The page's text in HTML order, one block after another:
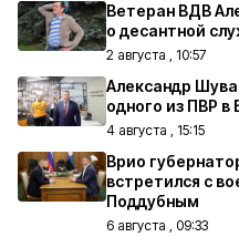
Ветеран ВДВ
о десантной
2 августа , 10:57
Александр
одного из ПВР в
4 августа , 15:15
Врио
встретился с
Поддубным
6 августа , 09:33